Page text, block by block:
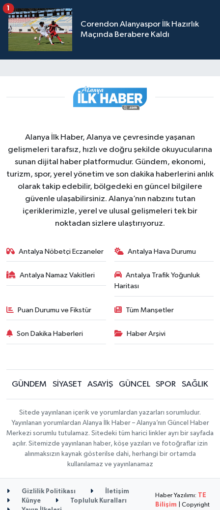
Corendon Alanyaspor İlk Hazırlık
Maçında Berabere Kaldı
1
Alanya İlk Haber, Alanya ve çevresinde yaşanan
gelişmeleri tarafsız, hızlı ve doğru şekilde okuyucularına
sunan dijital haber platformudur. Gündem, ekonomi,
turizm, spor, yerel yönetim ve son dakika haberlerini anlık
olarak takip edebilir, bölgedeki en güncel bilgilere
güvenle ulaşabilirsiniz. Alanya’nın nabzını tutan
içeriklerimizle, yerel ve ulusal gelişmeleri tek bir
noktadan sizlere ulaştırıyoruz.
Antalya Nöbetçi Eczaneler Antalya Hava Durumu
Antalya Namaz Vakitleri
Antalya Trafik Yoğunluk
Haritası
Puan Durumu ve Fikstür Tüm Manşetler
Son Dakika Haberleri Haber Arşivi
GÜNDEM SİYASET ASAYİŞ GÜNCEL SPOR SAĞLIK
Sitede yayınlanan içerik ve yorumlardan yazarları sorumludur.
Yayınlanan yorumlardan Alanya İlk Haber – Alanya’nın Güncel Haber
Merkezi sorumlu tutulamaz. Sitedeki tüm harici linkler ayrı bir sayfada
açılır. Sitemizde yayınlanan haber, köşe yazıları ve fotoğraflar izin
alınmaksızın kaynak gösterilse dahi, herhangi bir ortamda
kullanılamaz ve yayınlanamaz
Gizlilik Politikası
İletişim
Künye
Topluluk Kuralları
Haber Yazılımı: TE
Bilişim | Copyright